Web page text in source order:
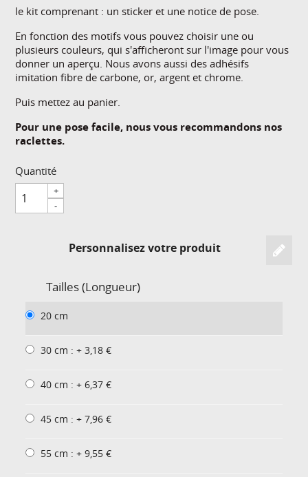
le kit comprenant : un sticker et une notice de pose.
En fonction des motifs vous pouvez choisir une ou
plusieurs couleurs, qui s'afficheront sur l'image pour vous
donner un aperçu. Nous avons aussi des adhésifs
imitation fibre de carbone, or, argent et chrome.
Puis mettez au panier.
Pour une pose facile, nous vous recommandons nos
raclettes.
Quantité
+
-
Personnalisez votre produit
Tailles (Longueur)
20 cm
30 cm : + 3,18 €
40 cm : + 6,37 €
45 cm : + 7,96 €
55 cm : + 9,55 €